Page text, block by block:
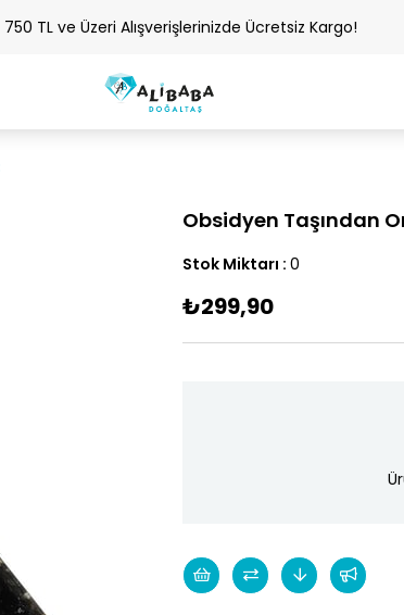
750 TL ve Üzeri Alışverişlerinizde Ücretsiz Kargo!
Obsidyen Taşından
Stok Miktarı : 0
₺299,90